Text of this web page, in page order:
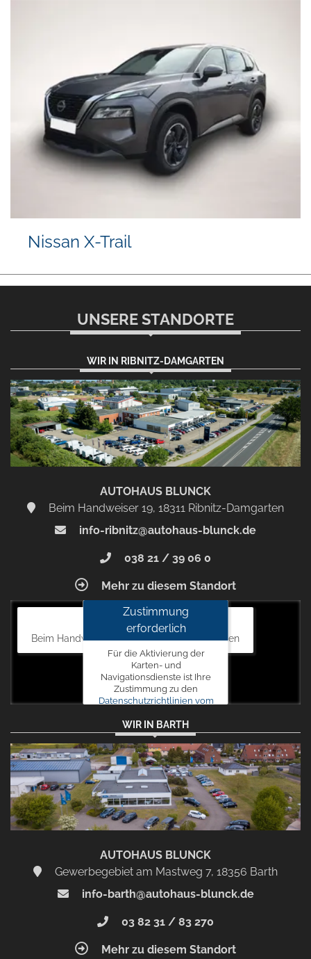
Nissan X-Trail
UNSERE STANDORTE
WIR IN RIBNITZ-DAMGARTEN
AUTOHAUS BLUNCK
Beim Handweiser 19, 18311 Ribnitz-Damgarten
info-ribnitz@autohaus-blunck.de
038 21 / 39 06 0
Mehr zu diesem Standort
Autohaus Blunck
Beim Handweiser 19, 18311 Ribnitz-Damgarten
Zustimmung
erforderlich
Für die Aktivierung der
Karten- und
Navigationsdienste ist Ihre
Zustimmung zu den
Datenschutzrichtlinien vom
erforderlich.
Zustimmen
und
aktivieren
WIR IN BARTH
AUTOHAUS BLUNCK
Gewerbegebiet am Mastweg 7, 18356 Barth
info-barth@autohaus-blunck.de
03 82 31 / 83 270
Mehr zu diesem Standort